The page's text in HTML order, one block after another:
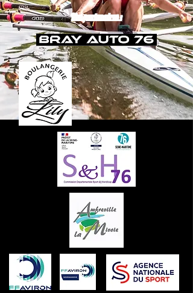
Nos partenaires :